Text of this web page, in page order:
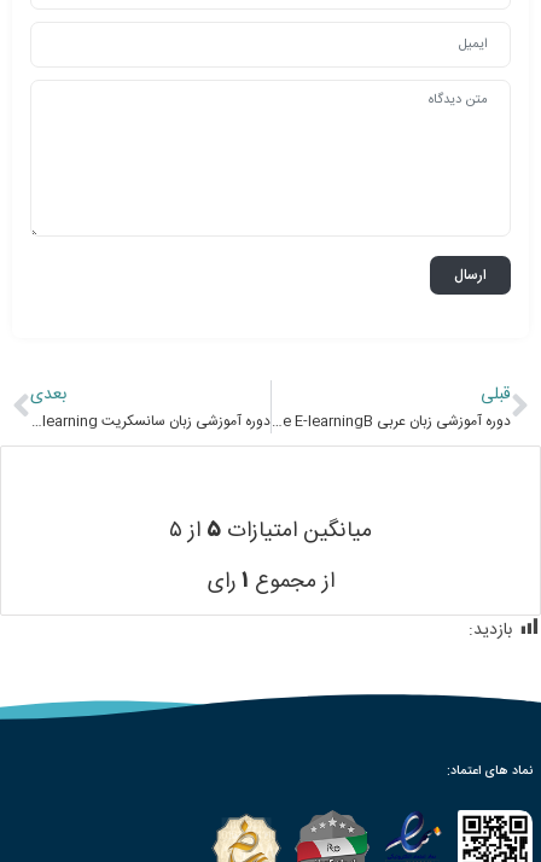
قبلی
دوره آموزشی زبان عربی Arabic language E-learningB
بعدی
دوره آموزشی زبان سانسکریت Sanskrit language E-learning
میانگین امتیازات ۵ از ۵
از مجموع ۱رای
بازدید: